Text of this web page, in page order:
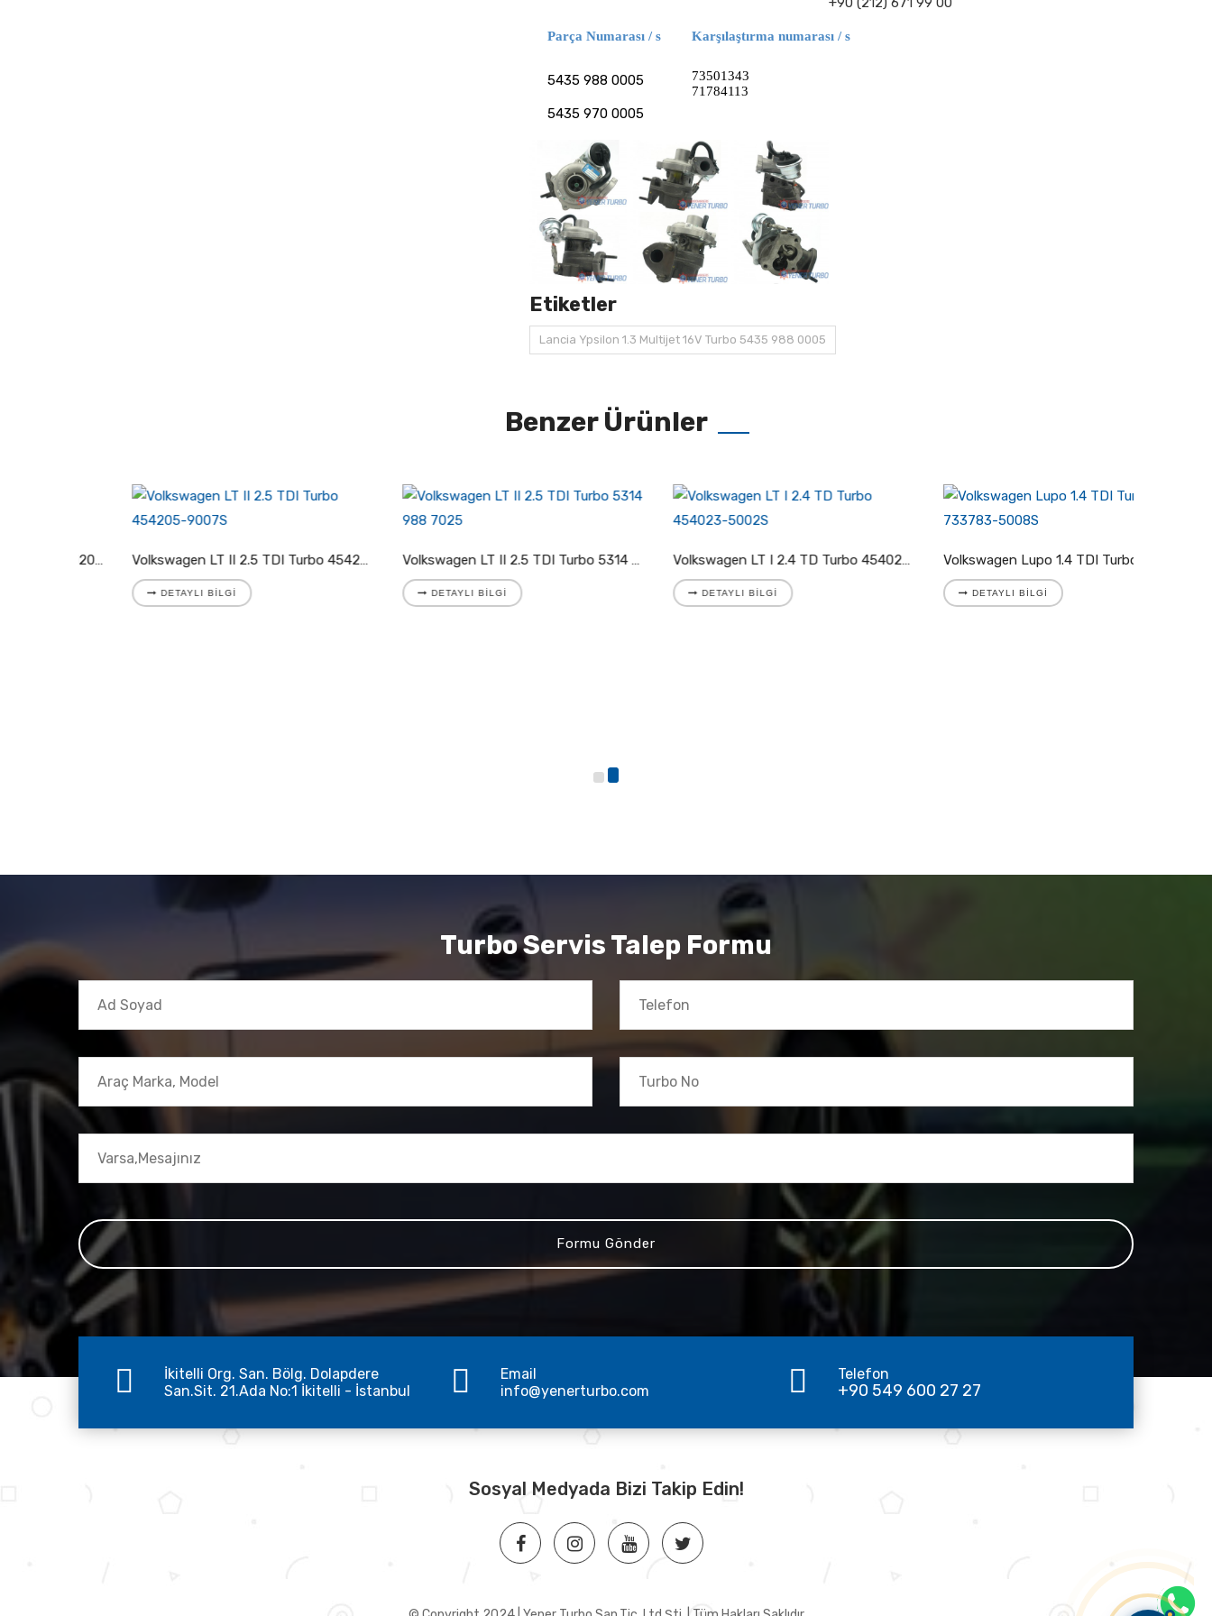
Parça Numarası / s
5435 988 0005
5435 970 0005
Karşılaştırma numarası / s
73501343
71784113
Etiketler
Lancia Ypsilon 1.3 Multijet 16V Turbo 5435 988 0005
Benzer Ürünler
Volkswagen LT II 2.5 TDI Turbo 454205-9007S
DETAYLI BILGI
Volkswagen LT II 2.5 TDI Turbo 5314 988 7025
DETAYLI BILGI
Volkswagen LT I 2.4 TD Turbo 454023-5002S
DETAYLI BILGI
Volkswagen Lupo 1.4 TDI Turbo 733783-5008S
DETAYLI BILGI
Turbo Servis Talep Formu
İkitelli Org. San. Bölg. Dolapdere
San.Sit. 21.Ada No:1 İkitelli - İstanbul
Email
info@yenerturbo.com
Telefon
+90 549 600 27 27
Sosyal Medyada Bizi Takip Edin!